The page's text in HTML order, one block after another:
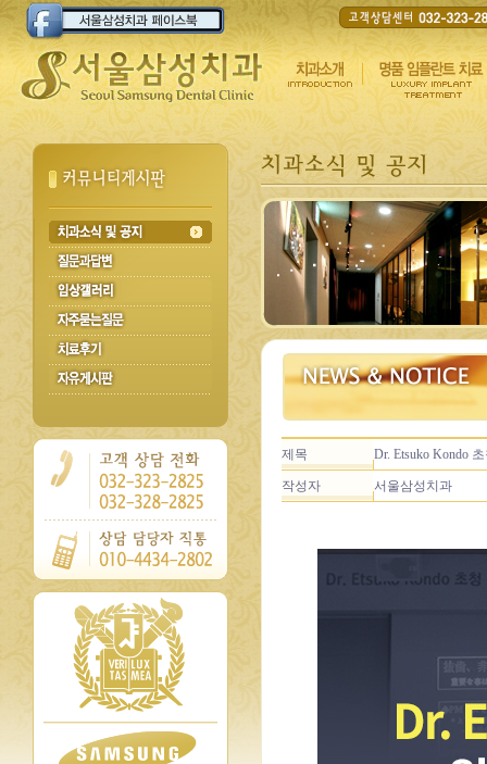
제목 Dr. Etsuko Kondo
작성자 서울삼성치과